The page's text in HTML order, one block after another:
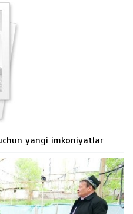
yangi imkoniyatlar